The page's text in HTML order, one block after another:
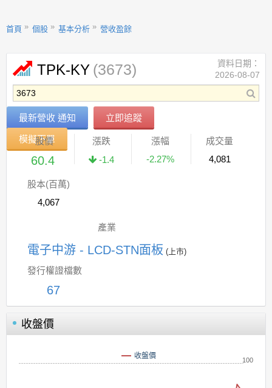
首頁 個股 基本分析 營收盈餘
TPK-KY (3673)
最新營收 通知 立即追蹤
模擬下單
資料日期：
2026-08-07
股價
60.4
漲跌
-1.4
漲幅
-2.27%
成交量
4,081
股本(百萬)
4,067
產業
電子中游 - LCD-STN面板 (上市)
發行權證檔數
67
收盤價
收盤價 100